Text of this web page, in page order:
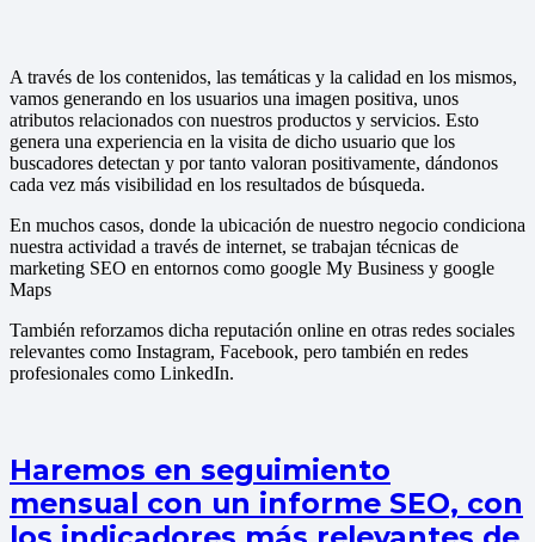
A través de los contenidos, las temáticas y la calidad en los mismos,
vamos generando en los usuarios una imagen positiva, unos
atributos relacionados con nuestros productos y servicios. Esto
genera una experiencia en la visita de dicho usuario que los
buscadores detectan y por tanto valoran positivamente, dándonos
cada vez más visibilidad en los resultados de búsqueda.
En muchos casos, donde la ubicación de nuestro negocio condiciona
nuestra actividad a través de internet, se trabajan técnicas de
marketing SEO en entornos como google My Business y google
Maps
También reforzamos dicha reputación online en otras redes sociales
relevantes como Instagram, Facebook, pero también en redes
profesionales como LinkedIn.
Haremos en seguimiento
mensual con un informe SEO, con